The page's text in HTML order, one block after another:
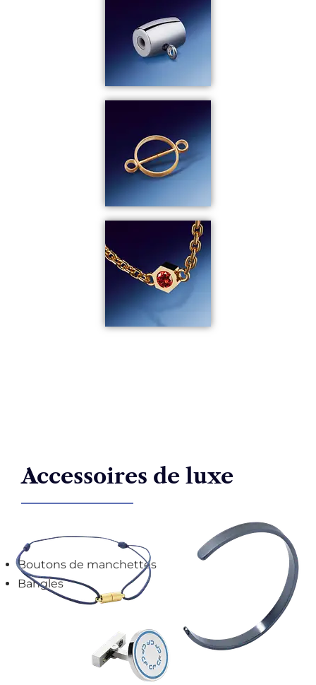
Accessoires de luxe
Boutons de manchettes
Bangles